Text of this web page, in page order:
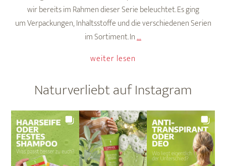
wir bereits im Rahmen dieser Serie beleuchtet. Es ging
um Verpackungen, Inhaltsstoffe und die verschiedenen Serien
im Sortiment. In…Die
um
Naturkosmetik
–
Teil
4:
weiter lesen
Naturverliebt auf Instagram